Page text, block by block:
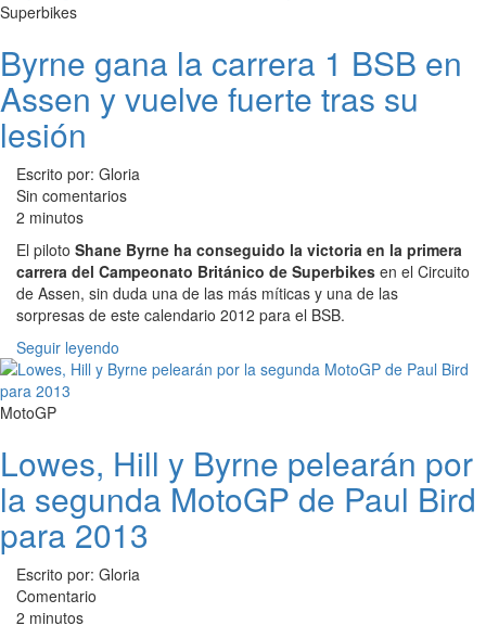
Superbikes
Byrne gana la carrera 1 BSB en
Assen y vuelve fuerte tras su
lesión
Escrito por: Gloria
Sin comentarios
2 minutos
El piloto Shane Byrne ha conseguido la victoria en la primera
carrera del Campeonato Británico de Superbikes en el Circuito
de Assen, sin duda una de las más míticas y una de las
sorpresas de este calendario 2012 para el BSB.
Seguir leyendo
MotoGP
Lowes, Hill y Byrne pelearán por
la segunda MotoGP de Paul Bird
para 2013
Escrito por: Gloria
Comentario
2 minutos